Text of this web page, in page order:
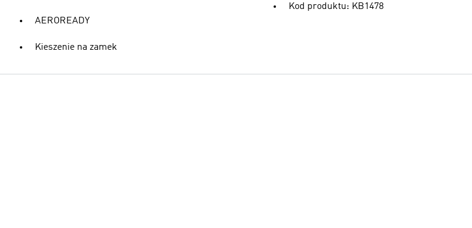
AEROREADY
Kieszenie na zamek
Kod produktu: KB1478